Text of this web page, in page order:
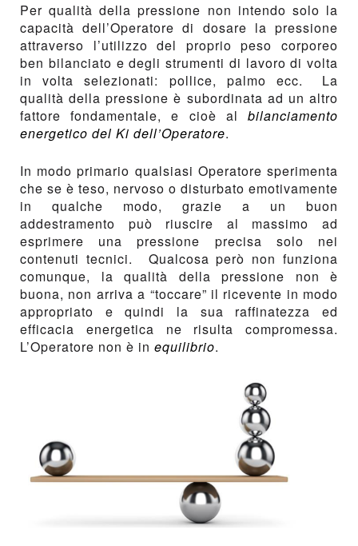
Per qualità della pressione non intendo solo la
capacità dell’Operatore di dosare la pressione
attraverso l’utilizzo del proprio peso corporeo
ben bilanciato e degli strumenti di lavoro di volta
in volta selezionati: pollice, palmo ecc. La
qualità della pressione è subordinata ad un altro
fattore fondamentale, e cioè al bilanciamento
energetico del Ki dell’Operatore.
In modo primario qualsiasi Operatore sperimenta
che se è teso, nervoso o disturbato emotivamente
in qualche modo, grazie a un buon
addestramento può riuscire al massimo ad
esprimere una pressione precisa solo nei
contenuti tecnici. Qualcosa però non funziona
comunque, la qualità della pressione non è
buona, non arriva a “toccare” il ricevente in modo
appropriato e quindi la sua raffinatezza ed
efficacia energetica ne risulta compromessa.
L’Operatore non è in equilibrio.